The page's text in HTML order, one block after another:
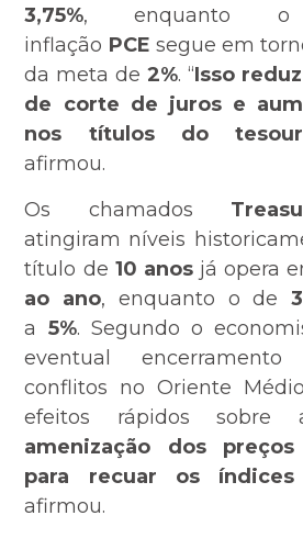
3,75%, enquanto
inflação PCE segue em
da meta de2%. “Isso
de corte de juros e
nos títulos do
afirmou.
Os chamados
atingiram níveis
título de 10 anosjá opera
ao ano, enquanto o de
a 5%. Segundo o
eventual
conflitos no Oriente
efeitos rápidos sobre
amenização dos
para recuar os índices
afirmou.